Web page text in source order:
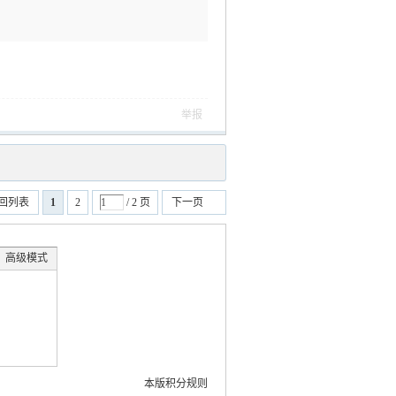
举报
1 2 / 2 页 下一页
列表
高级模式
本版积分规则